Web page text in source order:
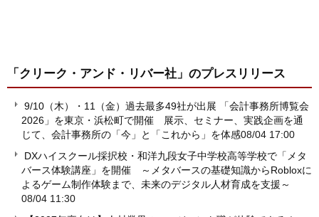
「クリーク・アンド・リバー社」 のプレスリリース
9/10（木）・11（金）過去最多49社が出展 「会計事務所博覧会
2026」を東京・浜松町で開催 展示、セミナー、実践企画を通
じて、会計事務所の「今」と「これから」を体感08/04 17:00
DXハイスクール採択校・和洋九段女子中学校高等学校で「メタ
バース体験講座」を開催 ～メタバースの基礎知識からRobloxに
よるゲーム制作体験まで、未来のデジタル人材育成を支援～
08/04 11:30